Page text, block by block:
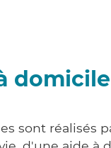
sont réalisés